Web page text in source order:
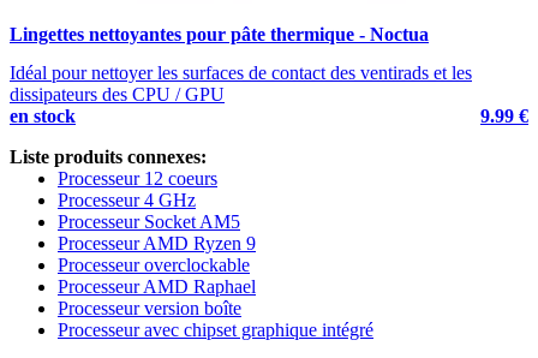
Lingettes nettoyantes pour pâte thermique - Noctua
Idéal pour nettoyer les surfaces de contact des ventirads et les
dissipateurs des CPU / GPU
en stock
9.99 €
Liste produits connexes:
Processeur 12 coeurs
Processeur 4 GHz
Processeur Socket AM5
Processeur AMD Ryzen 9
Processeur overclockable
Processeur AMD Raphael
Processeur version boîte
Processeur avec chipset graphique intégré